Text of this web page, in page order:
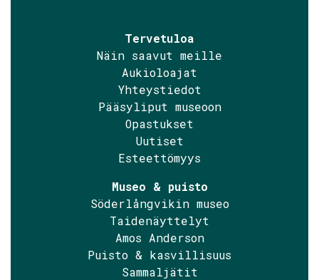
Tervetuloa
Näin saavut meille
Aukioloajat
Yhteystiedot
Pääsyliput museoon
Opastukset
Uutiset
Esteettömyys
Museo & puisto
Söderlångvikin museo
Taidenäyttelyt
Amos Anderson
Puisto & kasvillisuus
Sammaljätit